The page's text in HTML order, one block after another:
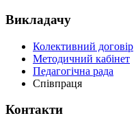
Викладачу
Колективний договір
Методичний кабінет
Педагогічна рада
Співпраця
Контакти